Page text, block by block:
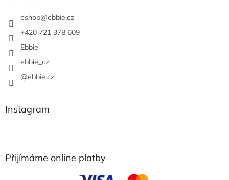
eshop@ebbie.cz
+420 721 378 609
Ebbie
ebbie_cz
@ebbie.cz
Instagram
Přijímáme online platby